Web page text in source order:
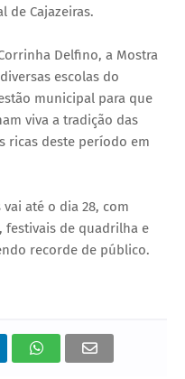
de Cajazeiras.
Delfino, a Mostra
escolas do
municipal para que
viva a tradição das
ricas deste período em
vai até o dia 28, com
festivais de quadrilha e
recorde de público.